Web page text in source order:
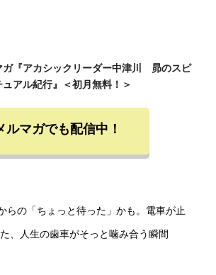
ガ『アカシックリーダー中津川 昴のスピ
ュアル紀行』＜初月無料！＞
ルマガでも配信中！
らの「ちょっと待った」かも。電車が止
、人生の歯車がそっと噛み合う瞬間